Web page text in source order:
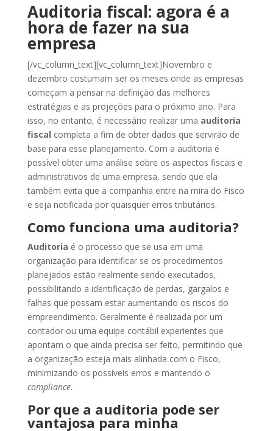
Auditoria fiscal: agora é a
hora de fazer na sua
empresa
[/vc_column_text][vc_column_text]Novembro e
dezembro costumam ser os meses onde as empresas
começam a pensar na definição das melhores
estratégias e as projeções para o próximo ano. Para
isso, no entanto, é necessário realizar uma auditoria
fiscal completa a fim de obter dados que servirão de
base para esse planejamento. Com a auditoria é
possível obter uma análise sobre os aspectos fiscais e
administrativos de uma empresa, sendo que ela
também evita que a companhia entre na mira do Fisco
e seja notificada por quaisquer erros tributários.
Como funciona uma auditoria?
Auditoria é o processo que se usa em uma
organização para identificar se os procedimentos
planejados estão realmente sendo executados,
possibilitando a identificação de perdas, gargalos e
falhas que possam estar aumentando os riscos do
empreendimento. Geralmente é realizada por um
contador ou uma equipe contábil experientes que
apontam o que ainda precisa ser feito, permitindo que
a organização esteja mais alinhada com o Fisco,
minimizando os possíveis erros e mantendo o
compliance.
Por que a auditoria pode ser
vantajosa para minha